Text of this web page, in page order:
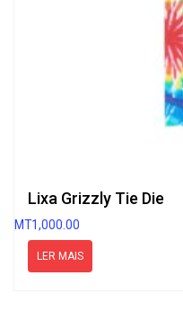
Lixa Grizzly Tie Die
MT1,000.00
LER MAIS